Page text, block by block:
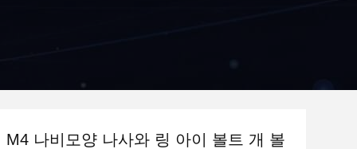
M4 나비모양 나사와 링 아이 볼트 개 볼